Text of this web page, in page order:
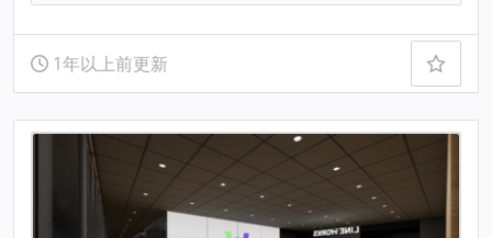
1年以上前更新